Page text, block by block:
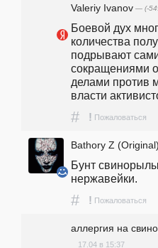
Valeriy Ivanov — (-
Боевой дух
количества
подрывают
сокращениями
делами против
власти
# ! Пожаловаться
Bаthory Z (Original)
Бунт
нержавейки.
# ! Пожаловаться
аллергия на
17.04 в 15:37